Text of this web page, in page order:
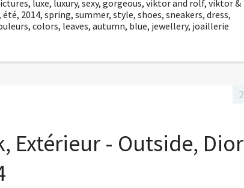
, luxe, luxury, sexy, gorgeous, viktor and rolf, viktor &
été, 2014, spring, summer, style, shoes, sneakers, dress,
, colors, leaves, autumn, blue, jewellery, joaillerie
Extérieur - Outside, Dior
2